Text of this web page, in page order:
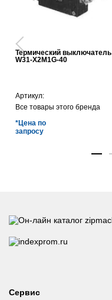
Термический выключатель
W31-X2M1G-40
Артикул:
Все товары этого бренда
*Цена по
запросу
Сервис